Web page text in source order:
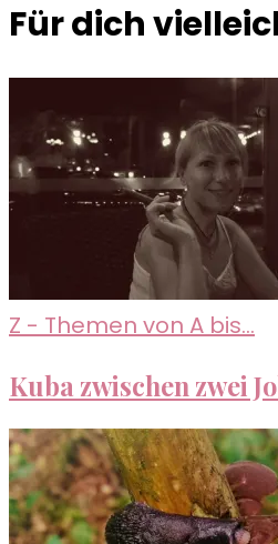
Für dich
Z - Themen von A bis...
Kuba zwischen zwei